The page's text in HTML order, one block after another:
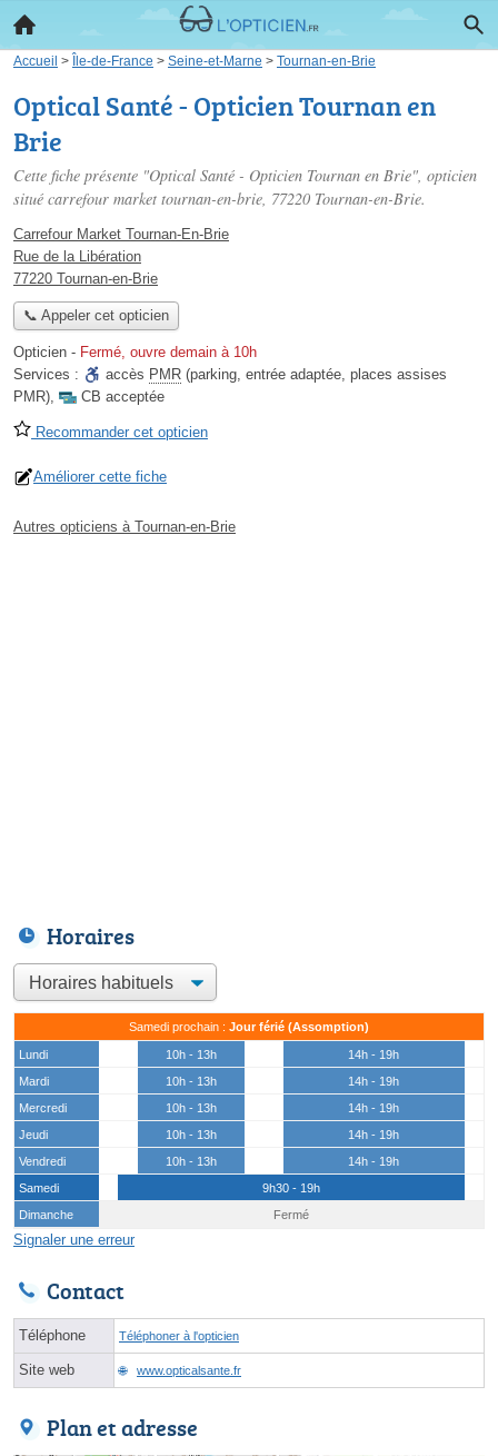
Accueil > Île-de-France > Seine-et-Marne > Tournan-en-Brie
Optical Santé - Opticien Tournan en
Brie
Cette fiche présente "Optical Santé - Opticien Tournan en Brie", opticien
situé carrefour market tournan-en-brie, 77220 Tournan-en-Brie.
Carrefour Market Tournan-En-Brie
Rue de la Libération
77220 Tournan-en-Brie
📞 Appeler cet opticien
Opticien - Fermé, ouvre demain à 10h
Services :
accès PMR (parking, entrée adaptée, places assises
PMR), CB acceptée
Recommander cet opticien
Améliorer cette fiche
Autres opticiens à Tournan-en-Brie
Horaires
Samedi prochain : Jour férié (Assomption)
Lundi 10h - 13h
14h - 19h
Mardi
10h - 13h
14h - 19h
Mercredi
10h - 13h
14h - 19h
Jeudi
10h - 13h
14h - 19h
Vendredi
10h - 13h
14h - 19h
Samedi
9h30 - 19h
Dimanche
Fermé
Signaler une erreur
Contact
Téléphone Téléphoner à l'opticien
Site web www.opticalsante.fr
Plan et adresse